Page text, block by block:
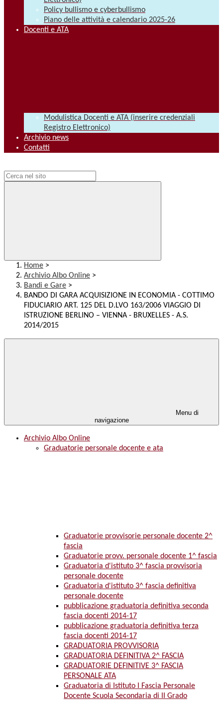
Policy bullismo e cyberbullismo
Piano delle attività e calendario 2025-26
Docenti e ATA
Modulistica Docenti e ATA (inserire credenziali
Registro Elettronico)
Archivio news
Contatti
Home >
Archivio Albo Online >
Bandi e Gare >
BANDO DI GARA ACQUISIZIONE IN ECONOMIA - COTTIMO
FIDUCIARIO ART. 125 DEL D.LVO 163/2006 VIAGGIO DI
ISTRUZIONE BERLINO – VIENNA - BRUXELLES - A.S.
2014/2015
Menu di
navigazione
Archivio Albo Online
Graduatorie personale docente e ata
Graduatorie provvisorie personale docente 2^
fascia
Graduatorie provv. personale docente 1^ fascia
Graduatoria d'istituto 3^ fascia provvisoria
personale docente
Graduatoria d'istituto 3^ fascia definitiva
personale docente
pubblicazione graduatoria definitiva seconda
fascia docenti 2014-17
pubblicazione graduatoria definitiva terza
fascia docenti 2014-17
GRADUATORIA PROVVISORIA
GRADUATORIA DEFINITIVA 2^ FASCIA
GRADUATORIE DEFINITIVE 3^ FASCIA
PERSONALE ATA
Graduatoria di Istituto I Fascia Personale
Docente Scuola Secondaria di II Grado